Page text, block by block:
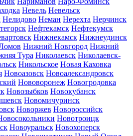
Невель Невельск
Нелидово Неман Нерехта Нерчинск
Нефтекамск Нефтекумск
Нижнекамск Нижнеудинск
Нижний Новгород Нижний
Тура Николаевск Николаевск-
Никольское Новая Каховка
Новоазовск Новоалександровск
Нововоронеж Новогродовка
Новозыбков Новокубанск
Новомичуринск
Новоржев Новороссийск
Новотроицк
Новоуральск Новохоперск